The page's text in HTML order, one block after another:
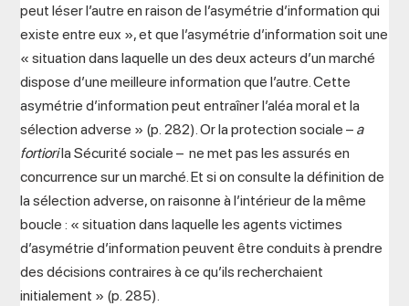
peut léser l’autre en raison de l’asymétrie d’information qui
existe entre eux », et que l’asymétrie d’information soit une
« situation dans laquelle un des deux acteurs d’un marché
dispose d’une meilleure information que l’autre. Cette
asymétrie d’information peut entraîner l’aléa moral et la
sélection adverse » (p. 282). Or la protection sociale – a
fortiorila Sécurité sociale – ne met pas les assurés en
concurrence sur un marché. Et si on consulte la définition de
la sélection adverse, on raisonne à l’intérieur de la même
boucle : « situation dans laquelle les agents victimes
d’asymétrie d’information peuvent être conduits à prendre
des décisions contraires à ce qu’ils recherchaient
initialement » (p. 285).